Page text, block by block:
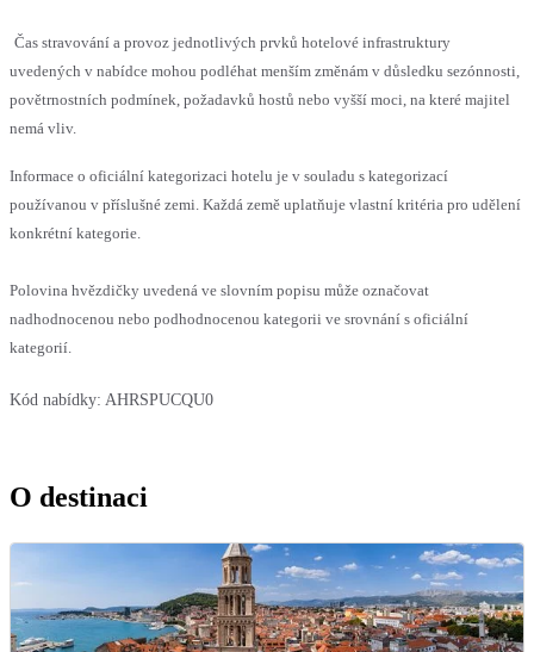
Čas stravování a provoz jednotlivých prvků hotelové infrastruktury
uvedených v nabídce mohou podléhat menším změnám v důsledku sezónnosti,
povětrnostních podmínek, požadavků hostů nebo vyšší moci, na které majitel
nemá vliv.
Informace o oficiální kategorizaci hotelu je v souladu s kategorizací
používanou v příslušné zemi. Každá země uplatňuje vlastní kritéria pro udělení
konkrétní kategorie.
Polovina hvězdičky uvedená ve slovním popisu může označovat
nadhodnocenou nebo podhodnocenou kategorii ve srovnání s oficiální
kategorií.
Kód nabídky: AHRSPUCQU0
O destinaci